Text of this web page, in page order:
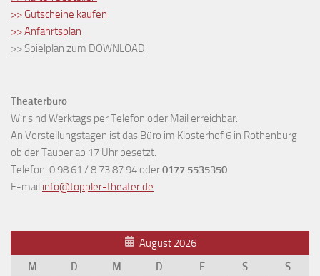
>> Gutscheine kaufen
>> Anfahrtsplan
>> Spielplan zum DOWNLOAD
Theaterbüro
Wir sind Werktags per Telefon oder Mail erreichbar.
An Vorstellungstagen ist das Büro im Klosterhof 6 in Rothenburg
ob der Tauber ab 17 Uhr besetzt.
Telefon: 0 98 61 / 8 73 87 94 oder0177 5535350
E-mail:info@toppler-theater.de
August 2026
M
D M D F S
S